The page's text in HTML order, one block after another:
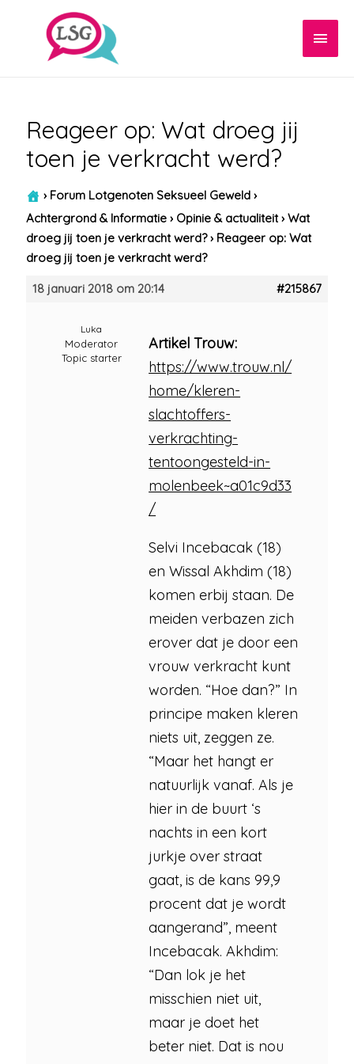
Reageer op: Wat droeg jij
toen je verkracht werd?
› Forum Lotgenoten Seksueel Geweld ›
Achtergrond & Informatie › Opinie & actualiteit › Wat
droeg jij toen je verkracht werd? › Reageer op: Wat
droeg jij toen je verkracht werd?
18 januari 2018 om 20:14 #215867
Luka
Moderator
Topic starter
Artikel Trouw:
https://www.trouw.nl/
home/kleren-
slachtoffers-
verkrachting-
tentoongesteld-in-
molenbeek~a01c9d33
/
Selvi Incebacak (18)
en Wissal Akhdim (18)
komen erbij staan. De
meiden verbazen zich
erover dat je door een
vrouw verkracht kunt
worden. “Hoe dan?” In
principe maken kleren
niets uit, zeggen ze.
“Maar het hangt er
natuurlijk vanaf. Als je
hier in de buurt ‘s
nachts in een kort
jurkje over straat
gaat, is de kans 99,9
procent dat je wordt
aangerand”, meent
Incebacak. Akhdim:
“Dan lok je het
misschien niet uit,
maar je doet het
beter niet. Dat is nou